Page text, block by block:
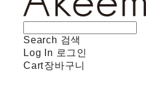
Search 검색
Log In 로그인
Cart장바구니